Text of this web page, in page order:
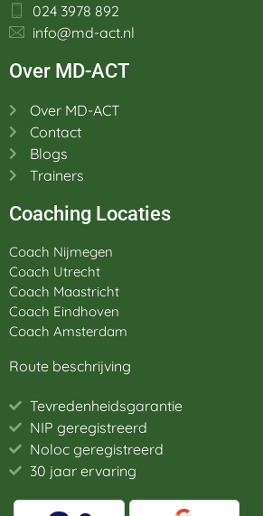
024 3978 892
info@md-act.nl
Over MD-ACT
Over MD-ACT
Contact
Blogs
Trainers
Coaching Locaties
Coach Nijmegen
Coach Utrecht
Coach Maastricht
Coach Eindhoven
Coach Amsterdam
Route beschrijving
Tevredenheidsgarantie
NIP geregistreerd
Noloc geregistreerd
30 jaar ervaring